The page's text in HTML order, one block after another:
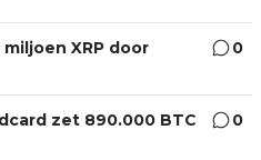
XRP door
0
zet 890.000 BTC
0